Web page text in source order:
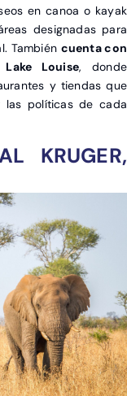
en canoa o kayak
designadas para
También cuenta con
Louise, donde
y tiendas que
las políticas de cada
KRUGER,